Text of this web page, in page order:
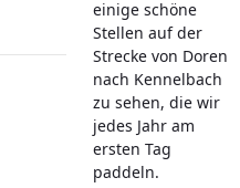
einige schöne
Stellen auf der
Strecke von Doren
nach Kennelbach
zu sehen, die wir
jedes Jahr am
ersten Tag
paddeln.